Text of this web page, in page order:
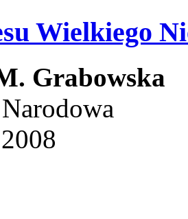
Wielkiego
Grabowska